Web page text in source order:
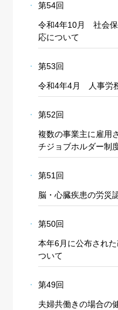
第54回
令和4年10月 社会保
応について
第53回
令和4年4月 人事労
第52回
複数の事業主に雇用
チジョブホルダー制
第51回
脳・心臓疾患の労災
第50回
本年6月に公布され
ついて
第49回
夫婦共働きの場合の